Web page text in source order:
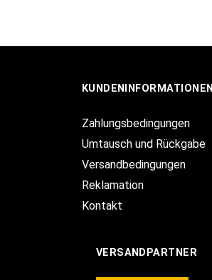
KUNDENINFORMATIONEN
Zahlungsbedingungen
Umtausch und Rückgabe
Versandbedingungen
Reklamation
Kontakt
VERSANDPARTNER